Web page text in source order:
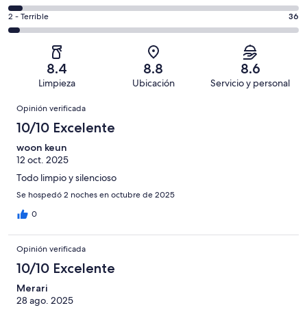
Basada
en
opiniones
decir,
Bueno.
opiniones
es
decir,
Aceptable.
de
1001
opiniones
de
4,
Basada
53
de
opiniones
Puntuación
de
Terrible.
Basada
36
de
1001
opiniones
2 - Terrible 36
8.4
Limpieza
8.8
Ubicación
8.6
Servicio y personal
Opiniones
Opinión verificada
10/10 Excelente
woon keun
12 oct. 2025
Todo limpio y silencioso
Se hospedó 2 noches en octubre de 2025
0
Opinión verificada
10/10 Excelente
Merari
28 ago. 2025